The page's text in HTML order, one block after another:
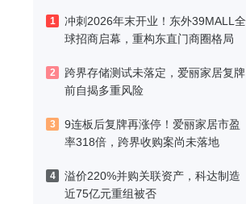
1
冲刺2026年末开业！东外39MALL全
球招商启幕，重构东直门商圈格局
2
跨界存储测试未落定，爱丽家居复牌
前自揭多重风险
3
9连板后复牌再涨停！爱丽家居市盈
率318倍，跨界收购案尚未落地
4
溢价220%并购关联资产，科达制造
近75亿元重组被否